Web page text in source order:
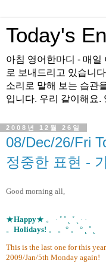
Today's
아침 영어한마디 - 매일
로 보내드리고 있습니
소리로 말해 보는 습관
입니다. 우리 같이해요.
2008년 12월 26일
08/Dec/26/Fri
정중한 표현 -
Good morning all,
★Happy★ 。 · ˚ ˚ ˛ ˚ ˛ · ·
。 Holidays! 。 。° 。 ° ˛ ˚ ˛
This is the last one for this
2009/Jan/5th Monday again!